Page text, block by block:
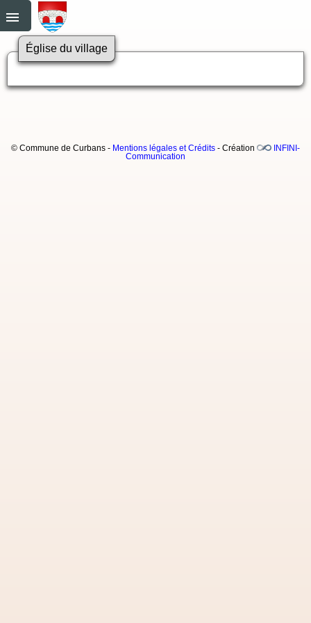
Église du village
© Commune de Curbans - Mentions légales et Crédits - Création
INFINI-
Communication